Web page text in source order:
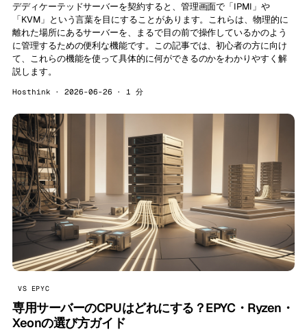
デディケーテッドサーバーを契約すると、管理画面で「IPMI」や
「KVM」という言葉を目にすることがあります。これらは、物理的に
離れた場所にあるサーバーを、まるで目の前で操作しているかのよう
に管理するための便利な機能です。この記事では、初心者の方に向け
て、これらの機能を使って具体的に何ができるのかをわかりやすく解
説します。
Hosthink · 2026-06-26 · 1 分
VS EPYC
専用サーバーのCPUはどれにする？EPYC・Ryzen・
Xeonの選び方ガイド